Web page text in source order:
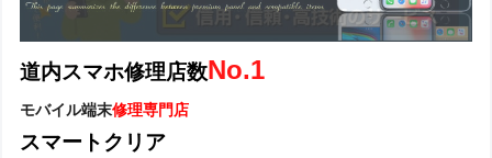
道内スマホ修理店数No.1
モバイル端末修理専門店
スマートクリア